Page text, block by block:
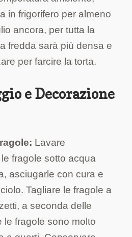
in frigorifero per almeno
ancora, per tutta la
fredda sarà più densa e
per farcire la torta.
e Decorazione
Lavare
fragole sotto acqua
asciugarle con cura e
Tagliare le fragole a
a seconda delle
le fragole sono molto